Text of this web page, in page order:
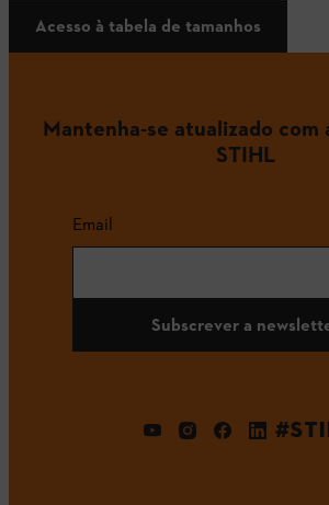
Acesso à tabela de tamanhos
Mantenha-se atualizado
STIHL
Email
Subscrever a